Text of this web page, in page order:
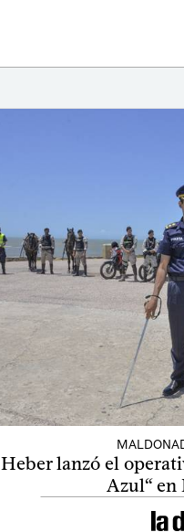
Heber lanzó el
Azul“ en